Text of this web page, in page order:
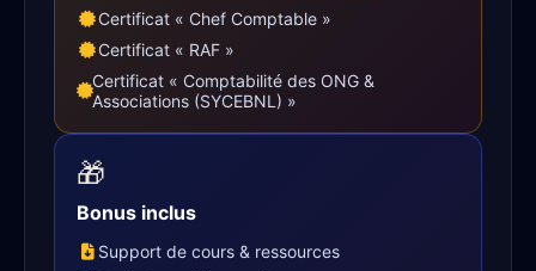
Certificat « Chef Comptable »
Certificat « RAF »
Certificat « Comptabilité des ONG &
Associations (SYCEBNL) »
🎁
Bonus inclus
Support de cours & ressources